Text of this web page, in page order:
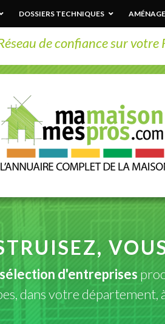
DOSSIERS TECHNIQUES
de confiance sur votre
sélection d'entreprises
dans votre